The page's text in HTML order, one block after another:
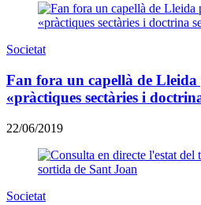
Societat
Fan fora un capellà de Lleida
«pràctiques sectàries i
22/06/2019
Societat